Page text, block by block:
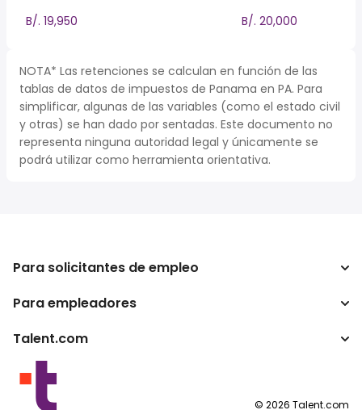
B/. 19,950
B/. 20,000
NOTA* Las retenciones se calculan en función de las
tablas de datos de impuestos de Panama en PA. Para
simplificar, algunas de las variables (como el estado civil
y otras) se han dado por sentadas. Este documento no
representa ninguna autoridad legal y únicamente se
podrá utilizar como herramienta orientativa.
Para solicitantes de empleo
Buscador de trabajo
Para empleadores
Empresa
Programas para publishers
Talent.com
Otros países
Condiciones de uso
© 2026 Talent.com